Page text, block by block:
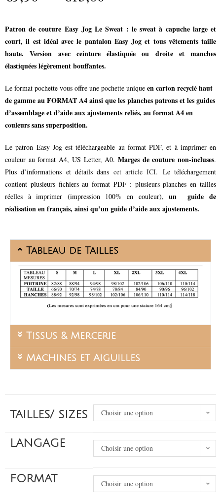
Patron de couture Easy Jog Le Sweat : le sweat à capuche large et
court, il est idéal avec le pantalon Easy Jog et tous vêtements taille
haute. Version avec ceinture élastiquée ou droite et manches
élastiquées légèrement bouffantes.
Le format pochette vous offre une pochette unique en carton recyclé haut
de gamme au FORMAT A4 ainsi que les planches patrons et les guides
d’assemblage et d’aide aux ajustements reliés, au format A4 en
couleurs sans superposition.
Le patron Easy Jog est téléchargeable au format PDF, et à imprimer en
couleur au format A4, US Letter, A0. Marges de couture non-incluses.
Plus d’informations et détails dans cet article ICI. Le téléchargement
contient plusieurs fichiers au format PDF : plusieurs planches en tailles
réelles à imprimer (impression 100% en couleur),un guide de
réalisation en français, ainsi qu’un guide d’aide aux ajustements.
Tableau de Tailles
Tissus & Mercerie
Machines et Aiguilles
TAILLES/ SIZES Choisir une option
LANGAGE Choisir une option
FORMAT Choisir une option